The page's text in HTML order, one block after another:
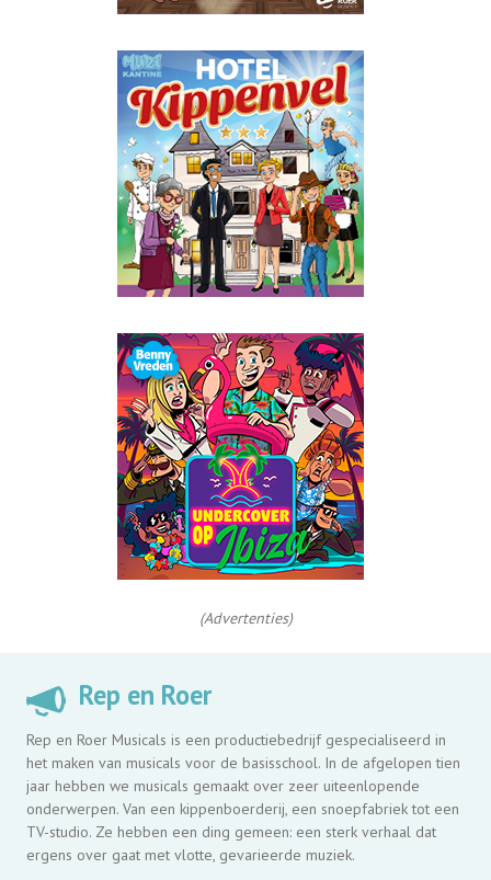
(Advertenties)
Rep en Roer
Rep en Roer Musicals is een productiebedrijf gespecialiseerd in
het maken van musicals voor de basisschool. In de afgelopen tien
jaar hebben we musicals gemaakt over zeer uiteenlopende
onderwerpen. Van een kippenboerderij, een snoepfabriek tot een
TV-studio. Ze hebben een ding gemeen: een sterk verhaal dat
ergens over gaat met vlotte, gevarieerde muziek.